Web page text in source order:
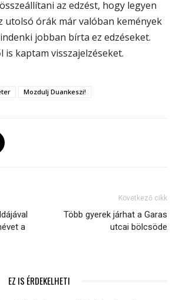
az edzést, hogy legyen
utolsó órák már valóban kemények
jobban bírta ez edzéseket.
is kaptam visszajelzéseket.
Mozdulj Duankeszi!
a
Következő cikk
Több gyerek járhat a Garas
utcai bölcsöde
EZ IS ÉRDEKELHETI